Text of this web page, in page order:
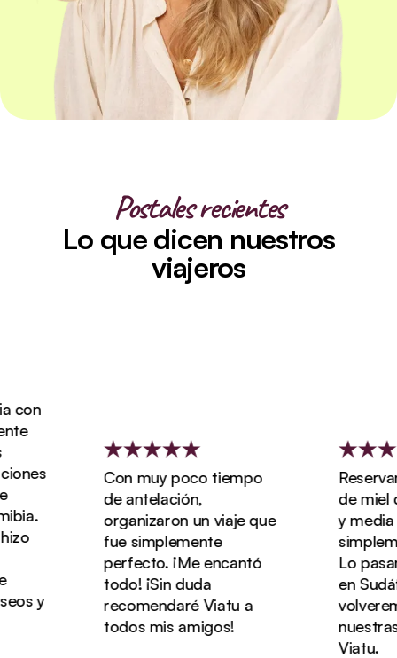
Postales recientes
Lo que dicen nuestros
viajeros
Con muy poco tiempo
de antelación,
organizaron un viaje que
fue simplemente
perfecto. ¡Me encantó
todo! ¡Sin duda
recomendaré Viatu a
todos mis amigos!
de miel de
y media con
Lo
en Sudáfrica
volveremos
nuestras
Viatu.